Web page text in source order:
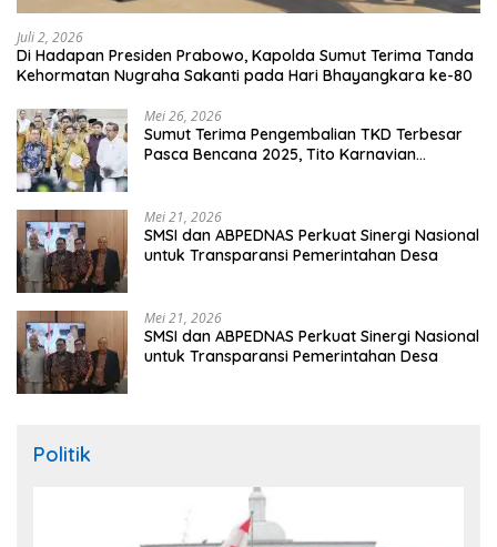
Juli 2, 2026
Di Hadapan Presiden Prabowo, Kapolda Sumut Terima Tanda
Kehormatan Nugraha Sakanti pada Hari Bhayangkara ke-80
Mei 26, 2026
Sumut Terima Pengembalian TKD Terbesar
Pasca Bencana 2025, Tito Karnavian
Mei 21, 2026
SMSI dan ABPEDNAS Perkuat Sinergi Nasional
untuk Transparansi Pemerintahan Desa
Mei 21, 2026
SMSI dan ABPEDNAS Perkuat Sinergi Nasional
untuk Transparansi Pemerintahan Desa
Politik